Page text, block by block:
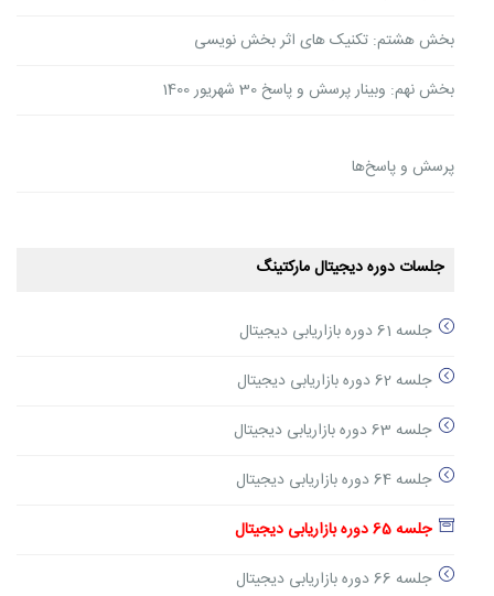
بخش هشتم: تکنیک های اثر بخش نویسی
بخش نهم: وبینار پرسش و پاسخ 30 شهریور 1400
پرسش و پاسخ‌ها
جلسات دوره دیجیتال مارکتینگ
جلسه 61 دوره بازاریابی دیجیتال
جلسه 62 دوره بازاریابی دیجیتال
جلسه 63 دوره بازاریابی دیجیتال
جلسه 64 دوره بازاریابی دیجیتال
جلسه 65 دوره بازاریابی دیجیتال
جلسه 66 دوره بازاریابی دیجیتال